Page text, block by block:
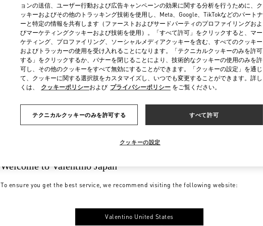
Welcome to Valentino Japan
To ensure you get the best service, we recommend visiting the following website:
Valentino United States
ョンの送信、ユーザー行動および広告キャンペーンの効果に関する分析を行うために、ク
ッキーおよびその他のトラッキング技術を使用し、Meta、Google、TikTokなどのパートナ
ーと特定の情報を共有します（ファーストおよびサードパーティのプロファイリングおよ
びマーケティングクッキーおよび技術を使用）。「すべて許可」をクリックすると、マー
ケティング、プロファイリング、ソーシャルメディアクッキーを含む、すべてのクッキー
およびトラッカーの使用を受け入れることになります。「テクニカルクッキーのみを許可
する」をクリックするか、バナーを閉じることにより、技術的なクッキーの使用のみを許
可し、その他のクッキーをすべて無効にすることができます。「クッキーの設定」を通じ
て、クッキーに関する選択肢をカスタマイズし、いつでも変更することができます。詳し
くは、
クッキーポリシーおよび プライバシーポリシー をご覧ください。
テクニカルクッキーのみを許可する すべて許可
クッキーの設定